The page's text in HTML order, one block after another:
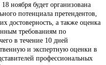
ноября будет организована
потенциала претендентов,
достоверность, а также оценка
требованиям по
в течение 10 дней
и экспертную оценки в
профессиональных